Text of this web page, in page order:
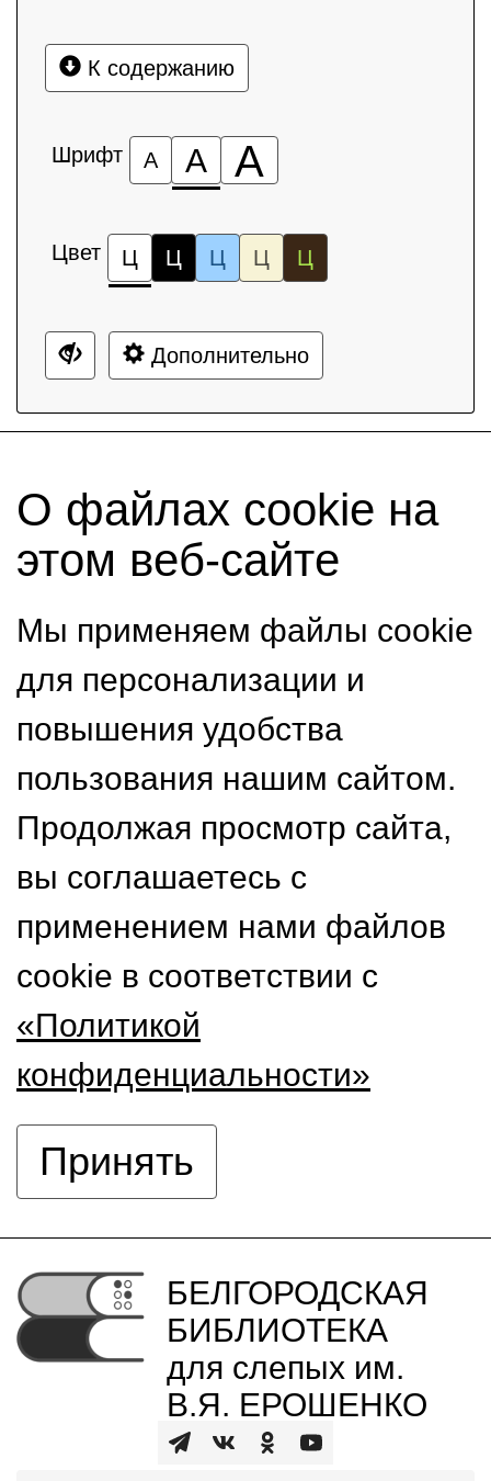
К содержанию
Шрифт А А А
Цвет Ц Ц Ц Ц Ц
Дополнительно
О файлах cookie на
этом веб-сайте
Мы применяем файлы cookie
для персонализации и
повышения удобства
пользования нашим сайтом.
Продолжая просмотр сайта,
вы соглашаетесь с
применением нами файлов
cookie в соответствии с
«Политикой
конфиденциальности»
Принять
БЕЛГОРОДСКАЯ
БИБЛИОТЕКА
для слепых им.
В.Я. ЕРОШЕНКО